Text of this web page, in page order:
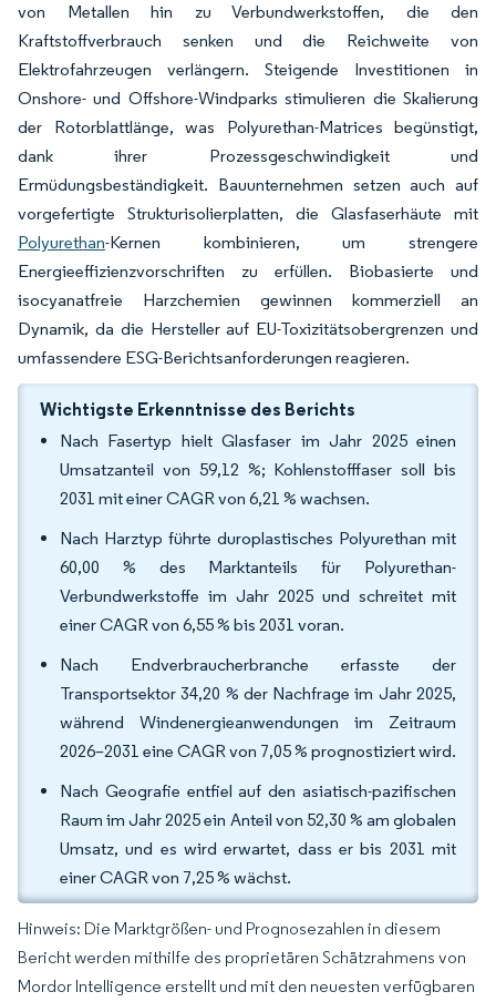
von Metallen hin zu Verbundwerkstoffen, die den
Kraftstoffverbrauch senken und die Reichweite von
Elektrofahrzeugen verlängern. Steigende Investitionen in
Onshore- und Offshore-Windparks stimulieren die Skalierung
der Rotorblattlänge, was Polyurethan-Matrices begünstigt,
dank ihrer Prozessgeschwindigkeit und
Ermüdungsbeständigkeit. Bauunternehmen setzen auch auf
vorgefertigte Strukturisolierplatten, die Glasfaserhäute mit
Polyurethan-Kernen kombinieren, um strengere
Energieeffizienzvorschriften zu erfüllen. Biobasierte und
isocyanatfreie Harzchemien gewinnen kommerziell an
Dynamik, da die Hersteller auf EU-Toxizitätsobergrenzen und
umfassendere ESG-Berichtsanforderungen reagieren.
Wichtigste Erkenntnisse des Berichts
Nach Fasertyp hielt Glasfaser im Jahr 2025 einen
Umsatzanteil von 59,12 %; Kohlenstofffaser soll bis
2031 mit einer CAGR von 6,21 % wachsen.
Nach Harztyp führte duroplastisches Polyurethan mit
60,00 % des Marktanteils für Polyurethan-
Verbundwerkstoffe im Jahr 2025 und schreitet mit
einer CAGR von 6,55 % bis 2031 voran.
Nach Endverbraucherbranche erfasste der
Transportsektor 34,20 % der Nachfrage im Jahr 2025,
während Windenergieanwendungen im Zeitraum
2026–2031 eine CAGR von 7,05 % prognostiziert wird.
Nach Geografie entfiel auf den asiatisch-pazifischen
Raum im Jahr 2025 ein Anteil von 52,30 % am globalen
Umsatz, und es wird erwartet, dass er bis 2031 mit
einer CAGR von 7,25 % wächst.
Hinweis: Die Marktgrößen- und Prognosezahlen in diesem
Bericht werden mithilfe des proprietären Schätzrahmens von
Mordor Intelligence erstellt und mit den neuesten verfügbaren